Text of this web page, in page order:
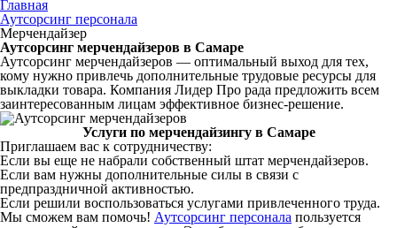
Главная
Аутсорсинг персонала
Мерчендайзер
Аутсорсинг мерчендайзеров в Самаре
Аутсорсинг мерчендайзеров — оптимальный выход для тех,
кому нужно привлечь дополнительные трудовые ресурсы для
выкладки товара. Компания Лидер Про рада предложить всем
заинтересованным лицам эффективное бизнес-решение.
Услуги по мерчендайзингу в Самаре
Приглашаем вас к сотрудничеству:
Если вы еще не набрали собственный штат мерчендайзеров.
Если вам нужны дополнительные силы в связи с
предпраздничной активностью.
Если решили воспользоваться услугами привлеченного труда.
Мы сможем вам помочь! Аутсорсинг персонала пользуется